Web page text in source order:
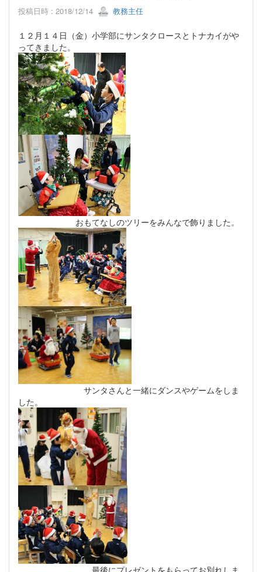
投稿日時 : 2018/12/14 教務主任
１２月１４日（金）小学部にサンタクロースとトナカイがや
ってきました。
おもてなしのツリーをみんなで飾りました。
サンタさんと一緒にダンスやゲームをしま
した。